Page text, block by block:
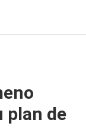
plan de